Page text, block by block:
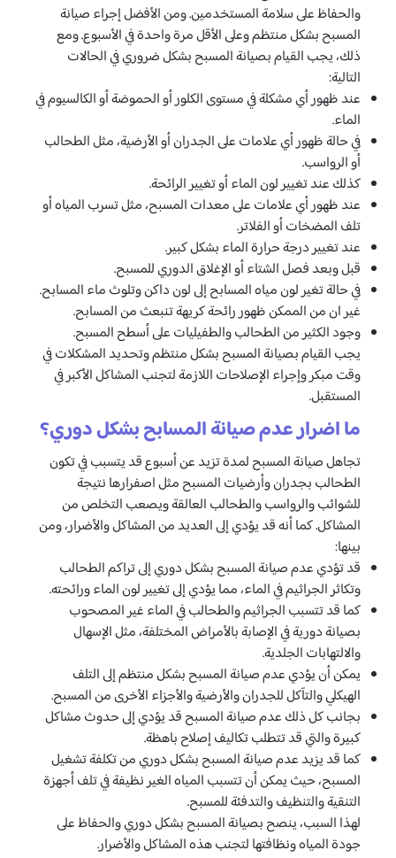
والحفاظ على سلامة المستخدمين. ومن الأفضل إجراء صيانة
المسبح بشكل منتظم وعلى الأقل مرة واحدة في الأسبوع. ومع
ذلك، يجب القيام بصيانة المسبح بشكل ضروري في الحالات
التالية:
عند ظهور أي مشكلة في مستوى الكلور أو الحموضة أو الكالسيوم في
الماء.
في حالة ظهور أي علامات على الجدران أو الأرضية، مثل الطحالب
أو الرواسب.
كذلك عند تغيير لون الماء أو تغيير الرائحة.
عند ظهور أي علامات على معدات المسبح، مثل تسرب المياه أو
تلف المضخات أو الفلاتر.
عند تغيير درجة حرارة الماء بشكل كبير.
قبل وبعد فصل الشتاء أو الإغلاق الدوري للمسبح.
في حالة تغير لون مياه المسابح إلى لون داكن وتلوث ماء المسابح.
غير ان من الممكن ظهور رائحة كريهة تنبعث من المسابح.
وجود الكثير من الطحالب والطفيليات على أسطح المسبح.
يجب القيام بصيانة المسبح بشكل منتظم وتحديد المشكلات في
وقت مبكر وإجراء الإصلاحات اللازمة لتجنب المشاكل الأكبر في
المستقبل.
ما اضرار عدم صيانة المسابح بشكل دوري؟
تجاهل صيانة المسبح لمدة تزيد عن أسبوع قد يتسبب في تكون
الطحالب بجدران وأرضيات المسبح مثل اصفرارها نتيجة
للشوائب والرواسب والطحالب العالقة ويصعب التخلص من
المشاكل. كما أنه قد يؤدي إلى العديد من المشاكل والأضرار، ومن
بينها:
قد تؤدي عدم صيانة المسبح بشكل دوري إلى تراكم الطحالب
وتكاثر الجراثيم في الماء، مما يؤدي إلى تغيير لون الماء ورائحته.
كما قد تتسبب الجراثيم والطحالب في الماء غير المصحوب
بصيانة دورية في الإصابة بالأمراض المختلفة، مثل الإسهال
والالتهابات الجلدية.
يمكن أن يؤدي عدم صيانة المسبح بشكل منتظم إلى التلف
الهيكلي والتآكل للجدران والأرضية والأجزاء الأخرى من المسبح.
بجانب كل ذلك عدم صيانة المسبح قد يؤدي إلى حدوث مشاكل
كبيرة والتي قد تتطلب تكاليف إصلاح باهظة.
كما قد يزيد عدم صيانة المسبح بشكل دوري من تكلفة تشغيل
المسبح، حيث يمكن أن تتسبب المياه الغير نظيفة في تلف أجهزة
التنقية والتنظيف والتدفئة للمسبح.
لهذا السبب، ينصح بصيانة المسبح بشكل دوري والحفاظ على
جودة المياه ونظافتها لتجنب هذه المشاكل والأضرار.